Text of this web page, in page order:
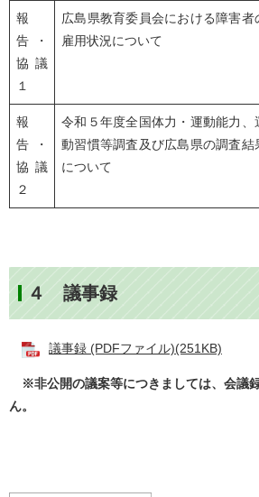
報
告・
協議
１
広島県教育委員会における障害者
雇用状況について
報
告・
協議
２
令和５年度全国体力・運動能力、
動習慣等調査及び広島県の調査結
について
４ 議事録
議事録 (PDFファイル)(251KB)
※非公開の議案等につきましては、会議
ん。